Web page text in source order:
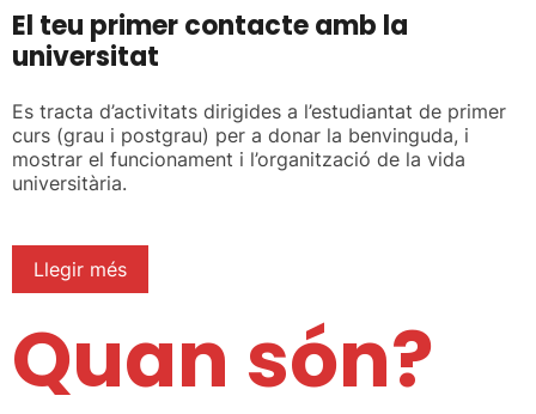
El teu primer contacte amb la
universitat
Es tracta d’activitats dirigides a l’estudiantat de primer
curs (grau i postgrau) per a donar la benvinguda, i
mostrar el funcionament i l’organització de la vida
universitària.
Llegir més
Quan són?